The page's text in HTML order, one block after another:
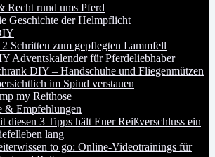
Recht rund ums Pferd
Geschichte der Helmpflicht
Schritten zum gepflegten Lammfell
Adventskalender für Pferdeliebhaber
DIY – Handschuhe und Fliegenmützen
im Spind verstauen
my Reithose
& Empfehlungen
diesen 3 Tipps hält Euer Reißverschluss ein
lang
to go: Online-Videotrainings für